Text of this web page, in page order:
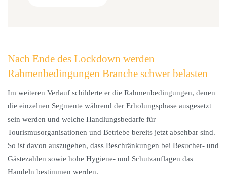
Nach Ende des Lockdown werden
Rahmenbedingungen Branche schwer belasten
Im weiteren Verlauf schilderte er die Rahmenbedingungen, denen
die einzelnen Segmente während der Erholungsphase ausgesetzt
sein werden und welche Handlungsbedarfe für
Tourismusorganisationen und Betriebe bereits jetzt absehbar sind.
So ist davon auszugehen, dass Beschränkungen bei Besucher- und
Gästezahlen sowie hohe Hygiene- und Schutzauflagen das
Handeln bestimmen werden.